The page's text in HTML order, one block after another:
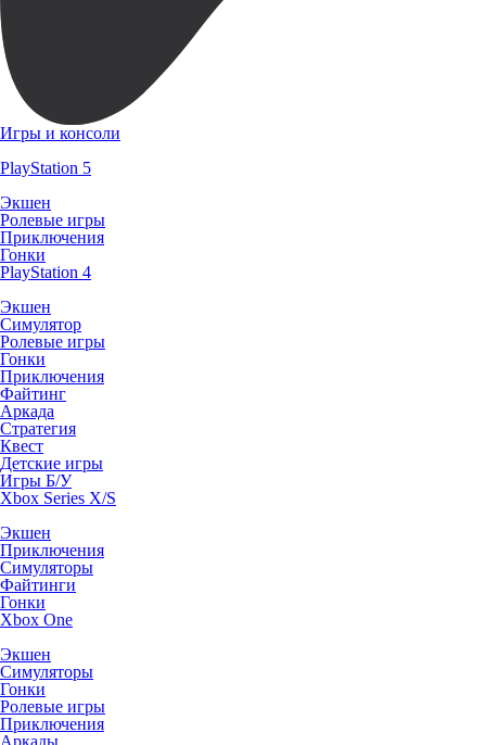
Игры и консоли
PlayStation 5
Экшен
Ролевые игры
Приключения
Гонки
PlayStation 4
Экшен
Симулятор
Ролевые игры
Гонки
Приключения
Файтинг
Аркада
Стратегия
Квест
Детские игры
Игры Б/У
Xbox Series X/S
Экшен
Приключения
Симуляторы
Файтинги
Гонки
Xbox One
Экшен
Симуляторы
Гонки
Ролевые игры
Приключения
Аркады